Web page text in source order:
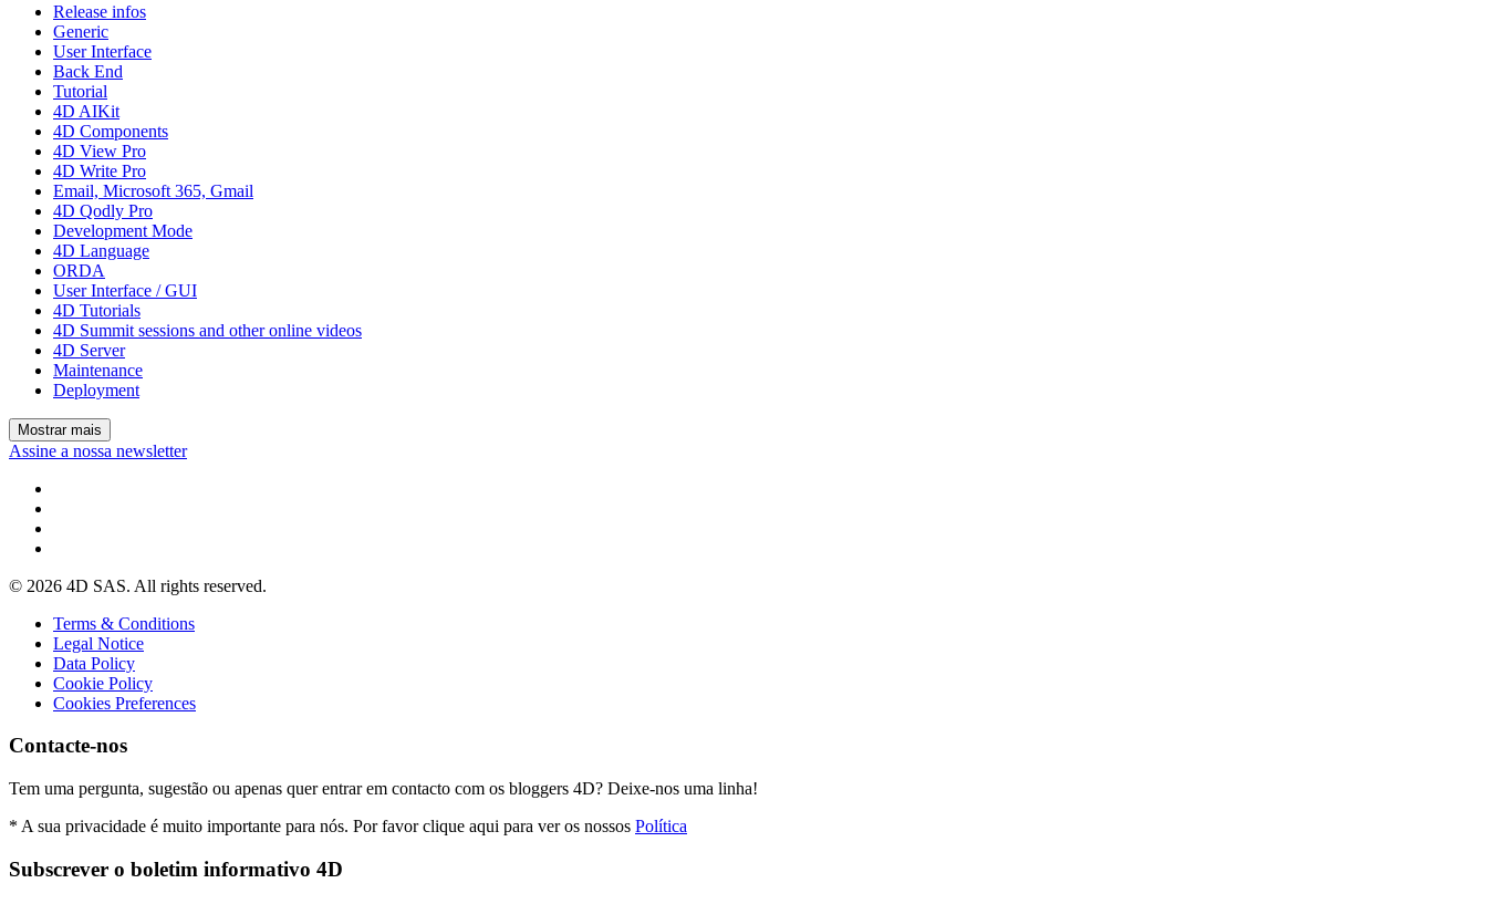
Release infos
Generic
User Interface
Back End
Tutorial
4D AIKit
4D Components
4D View Pro
4D Write Pro
Email, Microsoft 365, Gmail
4D Qodly Pro
Development Mode
4D Language
ORDA
User Interface / GUI
4D Tutorials
4D Summit sessions and other online videos
4D Server
Maintenance
Deployment
Mostrar mais
Assine a nossa newsletter
© 2026 4D SAS. All rights reserved.
Terms & Conditions
Legal Notice
Data Policy
Cookie Policy
Cookies Preferences
Contacte-nos
Tem uma pergunta, sugestão ou apenas quer entrar em contacto com os bloggers 4D? Deixe-nos uma linha!
* A sua privacidade é muito importante para nós. Por favor clique aqui para ver os nossos Política
Subscrever o boletim informativo 4D